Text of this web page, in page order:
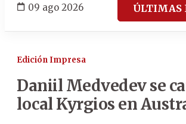
09 ago 2026 ÚLTIMAS
Edición Impresa
Daniil Medvedev se
local Kyrgios en